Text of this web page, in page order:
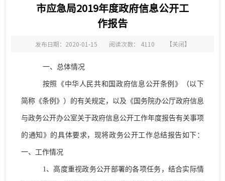
市应急局2019年度政府信息公开工
作报告
发布日期：2020-01-15 阅读次数： 4110 【关闭】
一、总体情况
按照《中华人民共和国政府信息公开条例》（以下
简称《条例》）的有关规定，以及《国务院办公厅政府信息
与政务公开办公室关于政府信息公开工作年度报告有关事项
的通知》的具体要求， 现将政务公开工作总结报告如下：
一、工作情况
1、高度重视政务公开部署的各项任务，结合实际情